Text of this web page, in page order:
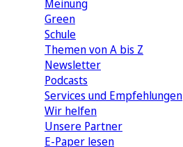
Meinung
Green
Schule
Themen von A bis Z
Newsletter
Podcasts
Services und Empfehlungen
Wir helfen
Unsere Partner
E-Paper lesen